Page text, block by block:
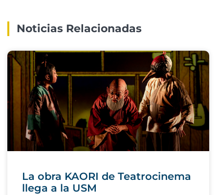
Noticias Relacionadas
La obra KAORI de Teatrocinema
llega a la USM